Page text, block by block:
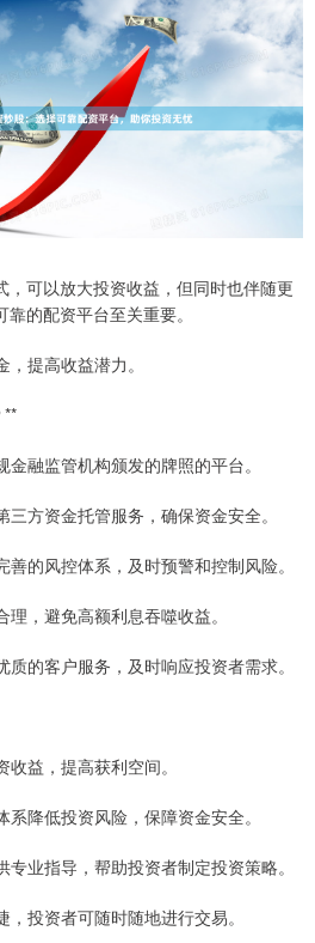
，可以放大投资收益，但同时也伴随更
的配资平台至关重要。
提高收益潜力。
融监管机构颁发的牌照的平台。
方资金托管服务，确保资金安全。
的风控体系，及时预警和控制风险。
，避免高额利息吞噬收益。
的客户服务，及时响应投资者需求。
益，提高获利空间。
降低投资风险，保障资金安全。
业指导，帮助投资者制定投资策略。
投资者可随时随地进行交易。